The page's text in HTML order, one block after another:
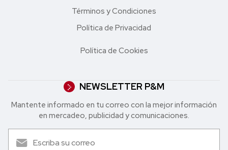
Términos y Condiciones
Política de Privacidad
Política de Cookies
NEWSLETTER P&M
Mantente informado en tu correo con la mejor in formación
en mercadeo, publicidad y comunicaciones.